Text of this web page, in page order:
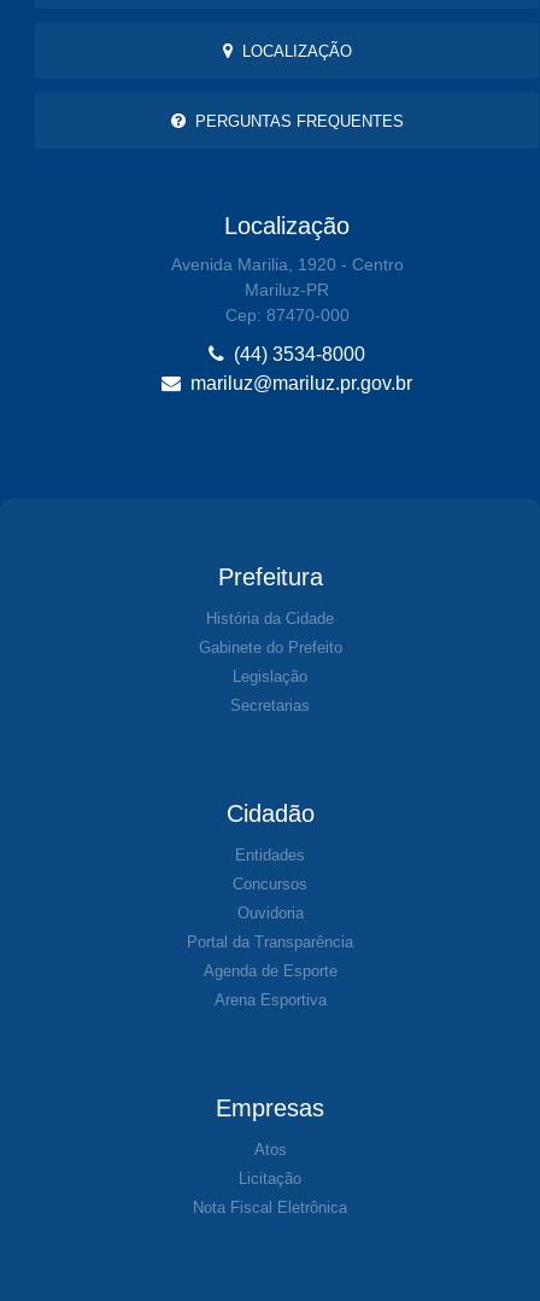
LOCALIZAÇÃO
PERGUNTAS FREQUENTES
Localização
Avenida Marilia, 1920 - Centro
Mariluz-PR
Cep: 87470-000
(44) 3534-8000
mariluz@mariluz.pr.gov.br
Prefeitura
História da Cidade
Gabinete do Prefeito
Legislação
Secretarias
Cidadão
Entidades
Concursos
Ouvidoria
Portal da Transparência
Agenda de Esporte
Arena Esportiva
Empresas
Atos
Licitação
Nota Fiscal Eletrônica